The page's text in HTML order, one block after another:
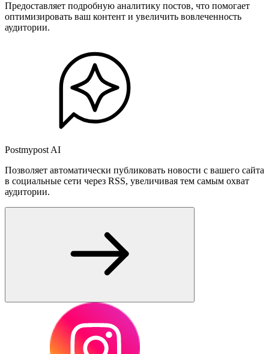
Предоставляет подробную аналитику постов, что помогает
оптимизировать ваш контент и увеличить вовлеченность
аудитории.
Postmypost AI
Позволяет автоматически публиковать новости с вашего сайта
в социальные сети через RSS, увеличивая тем самым охват
аудитории.